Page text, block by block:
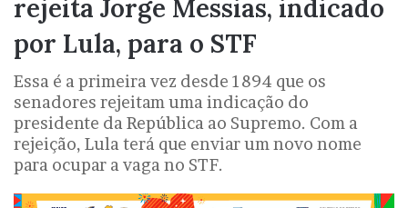
rejeita Jorge Messias, indicado
por Lula, para o STF
Essa é a primeira vez desde 1894 que os
senadores rejeitam uma indicação do
presidente da República ao Supremo. Com a
rejeição, Lula terá que enviar um novo nome
para ocupar a vaga no STF.